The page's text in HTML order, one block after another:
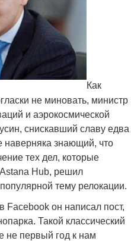
Как
не миновать, министр
и аэрокосмической
снискавший славу едва
наверняка знающий, что
тех дел, которые
Hub, решил
тему релокации.
Facebook он написал пост,
Такой классический
не первый год к нам